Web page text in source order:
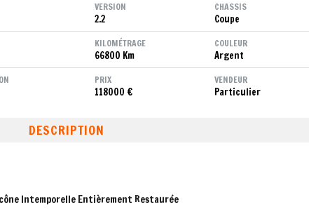
VERSION
2.2
CHASSIS
Coupe
KILOMÉTRAGE
66800 Km
COULEUR
Argent
PRIX
118000 €
VENDEUR
Particulier
DESCRIPTION
Intemporelle Entièrement Restaurée